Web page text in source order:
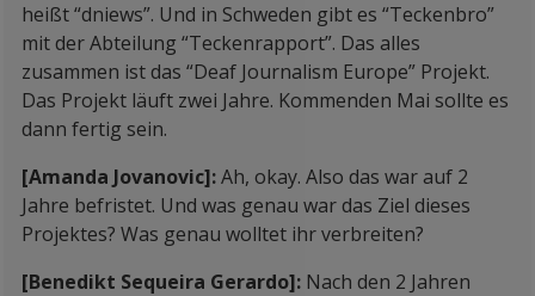
heißt “dniews”. Und in Schweden gibt es “Teckenbro”
mit der Abteilung “Teckenrapport”. Das alles
zusammen ist das “Deaf Journalism Europe” Projekt.
Das Projekt läuft zwei Jahre. Kommenden Mai sollte es
dann fertig sein.
[Amanda Jovanovic]:Ah, okay. Also das war auf 2
Jahre befristet. Und was genau war das Ziel dieses
Projektes? Was genau wolltet ihr verbreiten?
[Benedikt Sequeira Gerardo]: Nach den 2 Jahren